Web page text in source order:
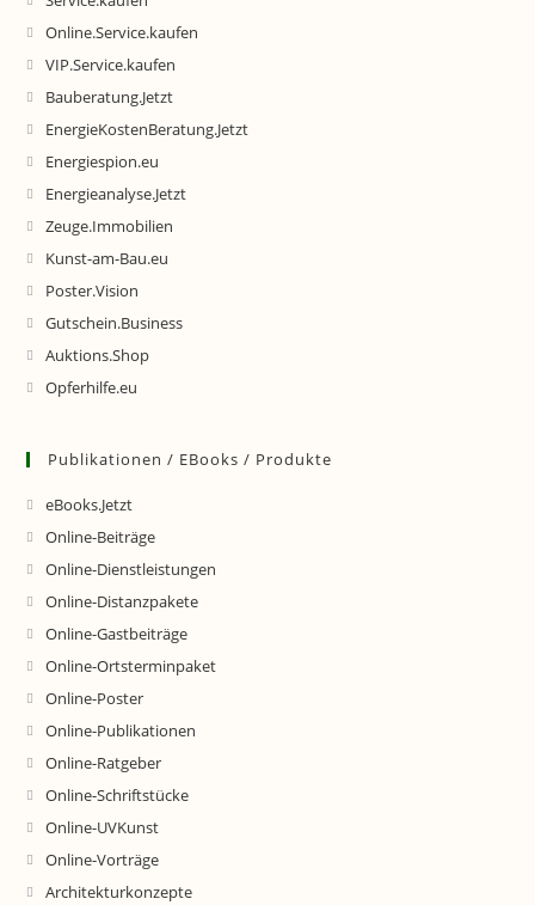
Online.Service.kaufen
VIP.Service.kaufen
Bauberatung.Jetzt
EnergieKostenBeratung.Jetzt
Energiespion.eu
Energieanalyse.Jetzt
Zeuge.Immobilien
Kunst-am-Bau.eu
Poster.Vision
Gutschein.Business
Auktions.Shop
Opferhilfe.eu
Publikationen / EBooks / Produkte
eBooks.Jetzt
Online-Beiträge
Online-Dienstleistungen
Online-Distanzpakete
Online-Gastbeiträge
Online-Ortsterminpaket
Online-Poster
Online-Publikationen
Online-Ratgeber
Online-Schriftstücke
Online-UVKunst
Online-Vorträge
Architekturkonzepte